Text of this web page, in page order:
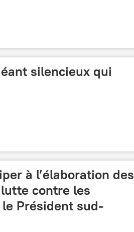
silencieux qui
à l’élaboration des
contre les
Président sud-